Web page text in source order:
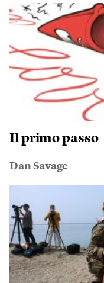
Il primo passo
Dan Savage